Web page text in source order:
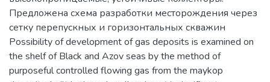
Предложена схема разработки месторождения через
сетку перепускных и горизонтальных скважин
Possibility of development of gas deposits is examined on
the shelf of Black and Azov seas by the method of
purposeful controlled flowing gas from the maykop